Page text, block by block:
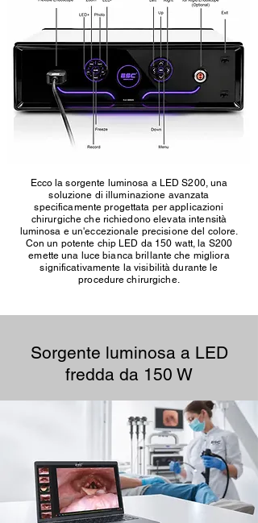
Ecco la sorgente luminosa a LED S200, una
soluzione di illuminazione avanzata
specificamente progettata per applicazioni
chirurgiche che richiedono elevata intensità
luminosa e un'eccezionale precisione del colore.
Con un potente chip LED da 150 watt, la S200
emette una luce bianca brillante che migliora
significativamente la visibilità durante le
procedure chirurgiche.
Sorgente luminosa a LED
fredda da 150 W